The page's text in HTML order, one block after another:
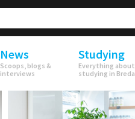
News
Scoops, blogs &
interviews
Studying
Everything about
studying in Breda